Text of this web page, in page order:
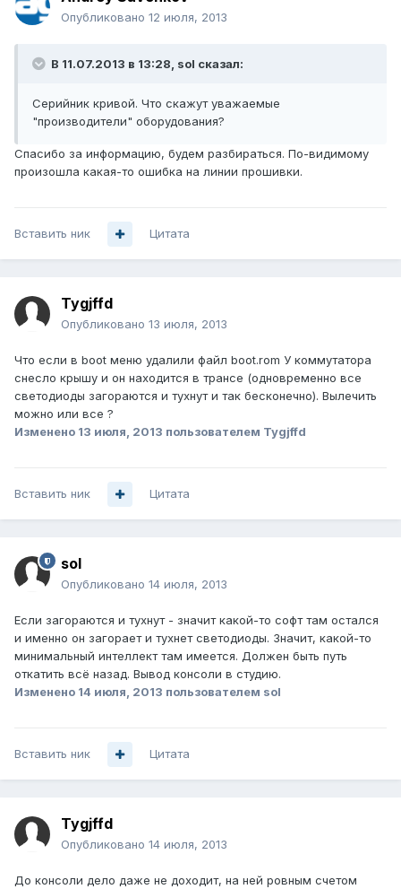
Опубликовано 12 июля, 2013
В 11.07.2013 в 13:28, sol сказал:
Серийник кривой. Что скажут уважаемые
"производители" оборудования?
Спасибо за информацию, будем разбираться. По-видимому
произошла какая-то ошибка на линии прошивки.
Вставить ник Цитата
Tygjffd
Опубликовано 13 июля, 2013
Что если в boot меню удалили файл boot.rom У коммутатора
снесло крышу и он находится в трансе (одновременно все
светодиоды загораются и тухнут и так бесконечно). Вылечить
можно или все ?
Изменено 13 июля, 2013 пользователем Tygjffd
Вставить ник Цитата
sol
Опубликовано 14 июля, 2013
Если загораются и тухнут - значит какой-то софт там остался
и именно он загорает и тухнет светодиоды. Значит, какой-то
минимальный интеллект там имеется. Должен быть путь
откатить всё назад. Вывод консоли в студию.
Изменено 14 июля, 2013 пользователем sol
Вставить ник Цитата
Tygjffd
Опубликовано 14 июля, 2013
До консоли дело даже не доходит, на ней ровным счетом